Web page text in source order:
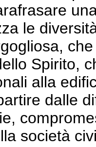
le
Spirito,
alla
dalle
società